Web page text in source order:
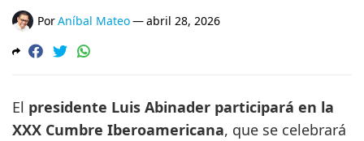
PorAníbal Mateo—abril 28, 2026
El presidente Luis Abinader participará en la
XXX Cumbre Iberoamericana, que se celebrará